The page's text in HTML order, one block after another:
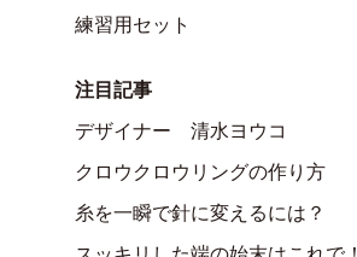
練習用セット
注目記事
デザイナー 清水ヨウコ
クロウクロウリングの作り方
糸を一瞬で針に変えるには？